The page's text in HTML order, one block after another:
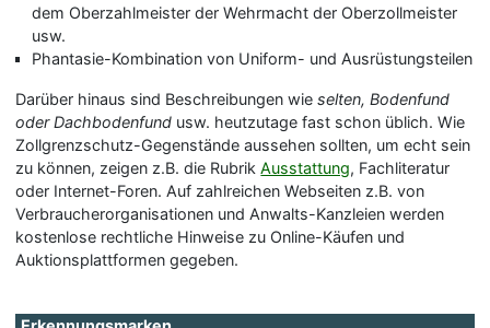
dem Oberzahlmeister der Wehrmacht der Oberzollmeister
usw.
Phantasie-Kombination von Uniform- und Ausrüstungsteilen
Darüber hinaus sind Beschreibungen wieselten, Bodenfund
oder Dachbodenfund usw. heutzutage fast schon üblich. Wie
Zollgrenzschutz-Gegenstände aussehen sollten, um echt sein
zu können, zeigen z.B. die RubrikAusstattung, Fachliteratur
oder Internet-Foren. Auf zahlreichen Webseiten z.B. von
Verbraucherorganisationen und Anwalts-Kanzleien werden
kostenlose rechtliche Hinweise zu Online-Käufen und
Auktionsplattformen gegeben.